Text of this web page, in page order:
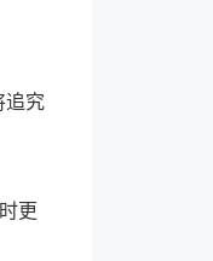
追究
更